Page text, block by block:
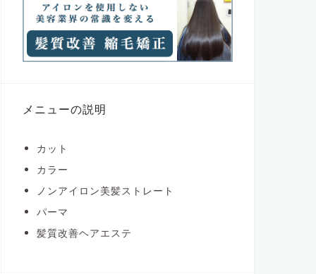
メニューの説明
カット
カラー
ノンアイロン美髪ストレート
パーマ
髪質改善ヘアエステ